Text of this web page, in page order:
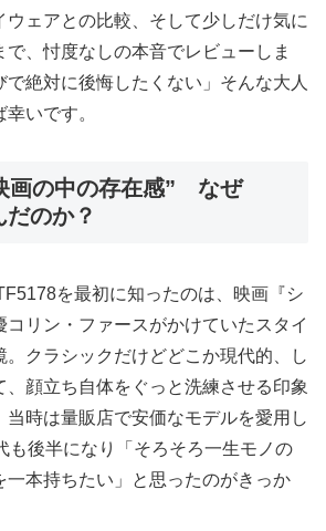
ウェアとの比較、そして少しだけ気に
で、忖度なしの本音でレビューしま
絶対に後悔したくない」そんな大人
いです。
画の中の存在感” なぜ
のか？
を最初に知ったのは、映画『シ
コリン・ファースがかけていたスタイ
。クラシックだけどどこか現代的、し
、顔立ち自体をぐっと洗練させる印象
当時は量販店で安価なモデルを愛用し
も後半になり「そろそろ一生モノの
一本持ちたい」と思ったのがきっか